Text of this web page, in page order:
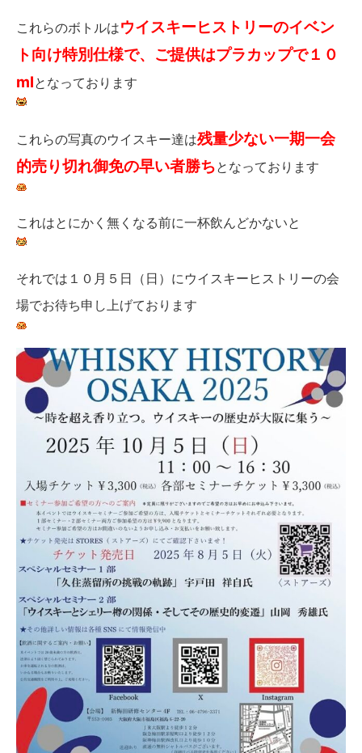
これらのボトルはウイスキーヒストリーのイベン
ト向け特別仕様で、ご提供はプラカップで１０
mlとなっております
これらの写真のウイスキー達は残量少ない一期一会
的売り切れ御免の早い者勝ちとなっております
これはとにかく無くなる前に一杯飲んどかないと
それでは１０月５日（日）にウイスキーヒストリーの会
場でお待ち申し上げております